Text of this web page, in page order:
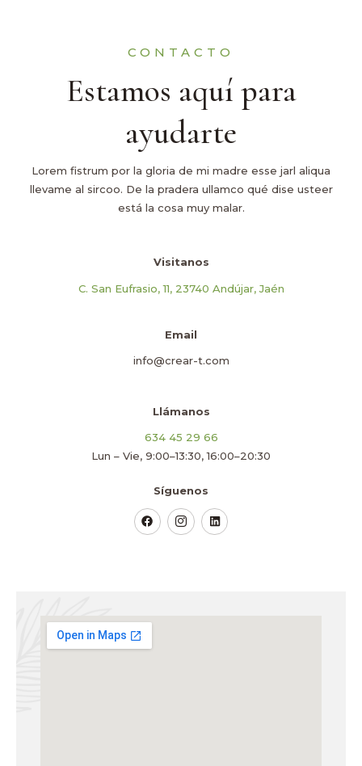
CONTACTO
Estamos aquí para
ayudarte
Lorem fistrum por la gloria de mi madre esse jarl aliqua
llevame al sircoo. De la pradera ullamco qué dise usteer
está la cosa muy malar.
Visitanos
C. San Eufrasio, 11, 23740 Andújar, Jaén
Email
info@crear-t.com
Llámanos
634 45 29 66
Lun – Vie, 9:00–13:30, 16:00–20:30
Síguenos